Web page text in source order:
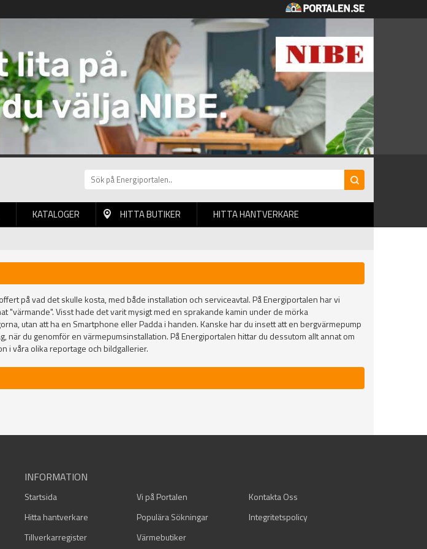
KATALOGER HITTA BUTIKER HITTA HANTVERKARE
på vad det skulle kosta, med både installation och serviceavtal. På Energiportalen har vi
Visst hade det varit mysigt med en sprakande kamin under de mörka
utan att ha en Smartphone eller Padda i handen. Kanske har du insett att en bergvärmepump
du genomför en värmepumsinstallation. På Energiportalen hittar du dessutom allt annat om
i våra olika reportage och bildgallerier.
INFORMATION
Startsida Vi på Portalen
Kontakta Oss
Hitta hantverkare
Populära Sökningar
Integritetspolicy
Tillverkarregister
Värmebutiker